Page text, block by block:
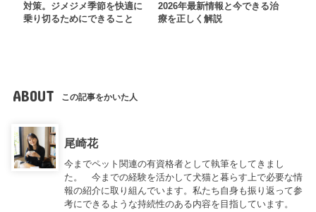
対策。ジメジメ季節を快適に
乗り切るためにできること
2026年最新情報と今できる治
療を正しく解説
ABOUT この記事をかいた人
尾崎花
今までペット関連の有資格者として執筆をしてきまし
た。 今までの経験を活かして犬猫と暮らす上で必要な情
報の紹介に取り組んでいます。私たち自身も振り返って参
考にできるような持続性のある内容を目指しています。